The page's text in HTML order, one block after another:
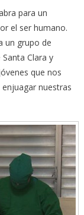
para un
el ser humano.
un grupo de
Clara y
que nos
nuestras